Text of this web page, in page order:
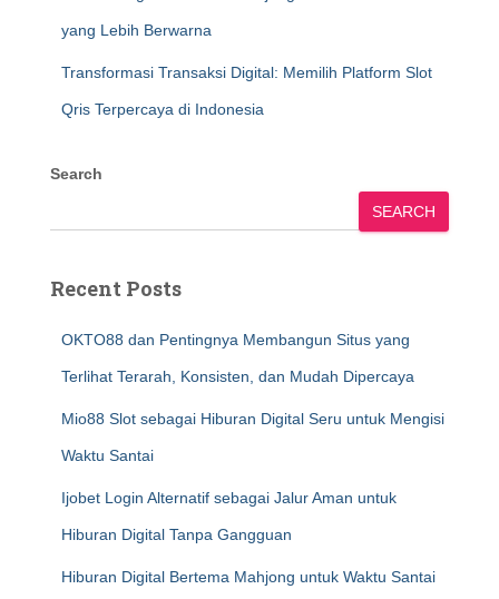
yang Lebih Berwarna
Transformasi Transaksi Digital: Memilih Platform Slot
Qris Terpercaya di Indonesia
Search
SEARCH
Recent Posts
OKTO88 dan Pentingnya Membangun Situs yang
Terlihat Terarah, Konsisten, dan Mudah Dipercaya
Mio88 Slot sebagai Hiburan Digital Seru untuk Mengisi
Waktu Santai
Ijobet Login Alternatif sebagai Jalur Aman untuk
Hiburan Digital Tanpa Gangguan
Hiburan Digital Bertema Mahjong untuk Waktu Santai